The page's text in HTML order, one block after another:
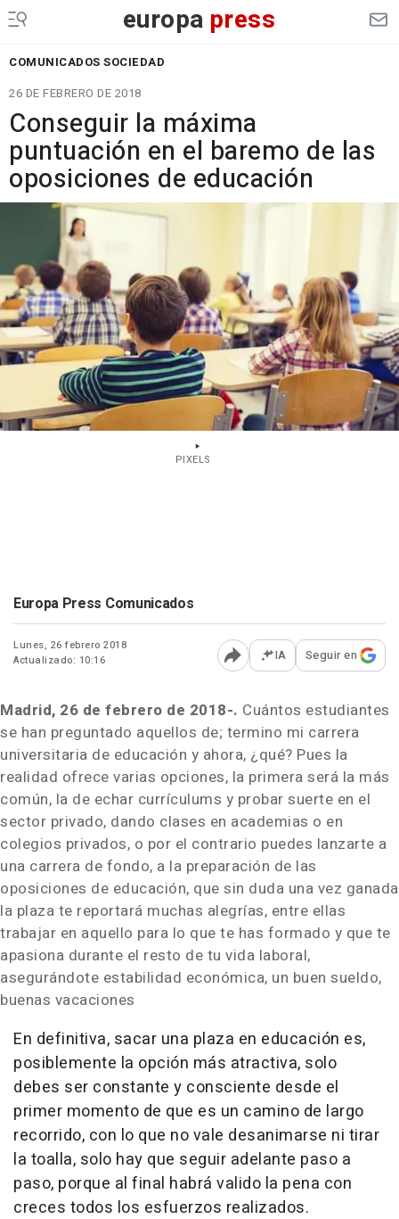
europa press
COMUNICADOS SOCIEDAD
26 DE FEBRERO DE 2018
Conseguir la máxima
puntuación en el baremo de las
oposiciones de educación
PIXELS
Europa Press Comunicados
Lunes, 26 febrero 2018
Actualizado: 10:16
Abrir opciones para
IA Seguir en
Madrid, 26 de febrero de 2018-. Cuántos estudiantes
se han preguntado aquellos de; termino mi carrera
universitaria de educación y ahora, ¿qué? Pues la
realidad ofrece varias opciones, la primera será la más
común, la de echar currículums y probar suerte en el
sector privado, dando clases en academias o en
colegios privados, o por el contrario puedes lanzarte a
una carrera de fondo, a la preparación de las
oposiciones de educación, que sin duda una vez ganada
la plaza te reportará muchas alegrías, entre ellas
trabajar en aquello para lo que te has formado y que te
apasiona durante el resto de tu vida laboral,
asegurándote estabilidad económica, un buen sueldo,
buenas vacaciones
En definitiva, sacar una plaza en educación es,
posiblemente la opción más atractiva, solo
debes ser constante y consciente desde el
primer momento de que es un camino de largo
recorrido, con lo que no vale desanimarse ni tirar
la toalla, solo hay que seguir adelante paso a
paso, porque al final habrá valido la pena con
creces todos los esfuerzos realizados.